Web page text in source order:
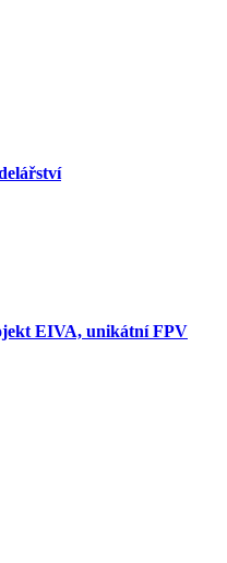
EIVA, unikátní FPV